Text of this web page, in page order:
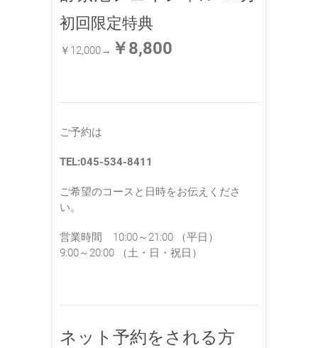
初回限定特典
￥12,000→ ￥8,800
ご予約は
TEL:045-534-8411
ご希望のコースと日時をお伝えくださ
い。
営業時間 10:00～21:00 （平日）
9:00～20:00 （土・日・祝日）
ネット予約をされる方